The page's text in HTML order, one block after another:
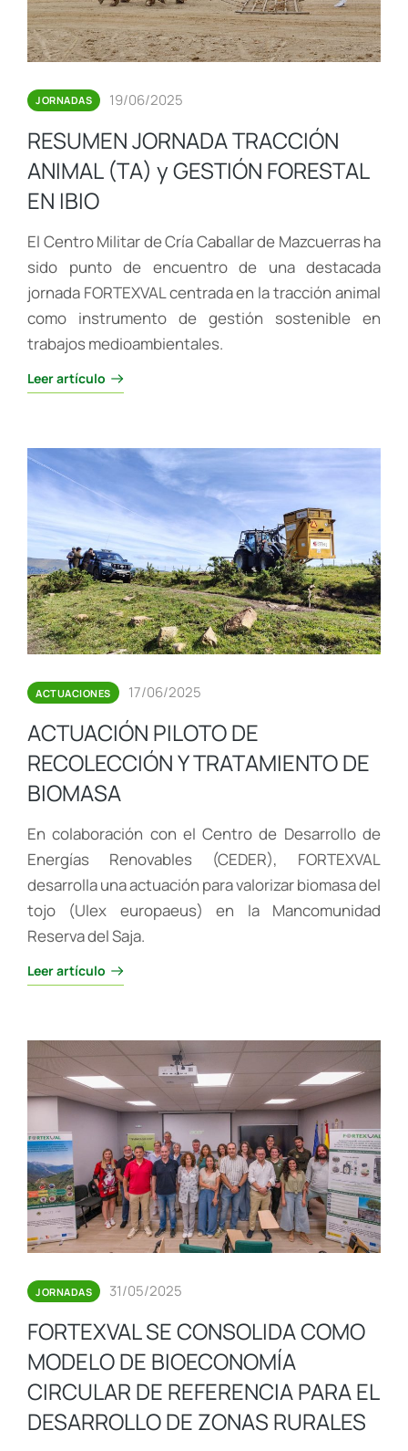
JORNADAS 19/06/2025
RESUMEN JORNADA TRACCIÓN
ANIMAL (TA) y GESTIÓN FORESTAL
EN IBIO
El Centro Militar de Cría Caballar de Mazcuerras ha
sido punto de encuentro de una destacada
jornada FORTEXVAL centrada en la tracción animal
como instrumento de gestión sostenible en
trabajos medioambientales.
Leer artículo
ACTUACIONES 17/06/2025
ACTUACIÓN PILOTO DE
RECOLECCIÓN Y TRATAMIENTO DE
BIOMASA
En colaboración con el Centro de Desarrollo de
Energías Renovables (CEDER), FORTEXVAL
desarrolla una actuación para valorizar biomasa del
tojo (Ulex europaeus) en la Mancomunidad
Reserva del Saja.
Leer artículo
JORNADAS 31/05/2025
FORTEXVAL SE CONSOLIDA COMO
MODELO DE BIOECONOMÍA
CIRCULAR DE REFERENCIA PARA EL
DESARROLLO DE ZONAS RURALES